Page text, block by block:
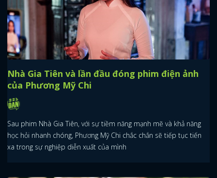
Nhà Gia Tiên và lần đầu đóng phim điện ảnh
của Phương Mỹ Chi
Sau phim Nhà Gia Tiên, với sự tiềm năng mạnh mẽ và khả năng
học hỏi nhanh chóng, Phương Mỹ Chi chắc chắn sẽ tiếp tục tiến
xa trong sự nghiệp diễn xuất của mình